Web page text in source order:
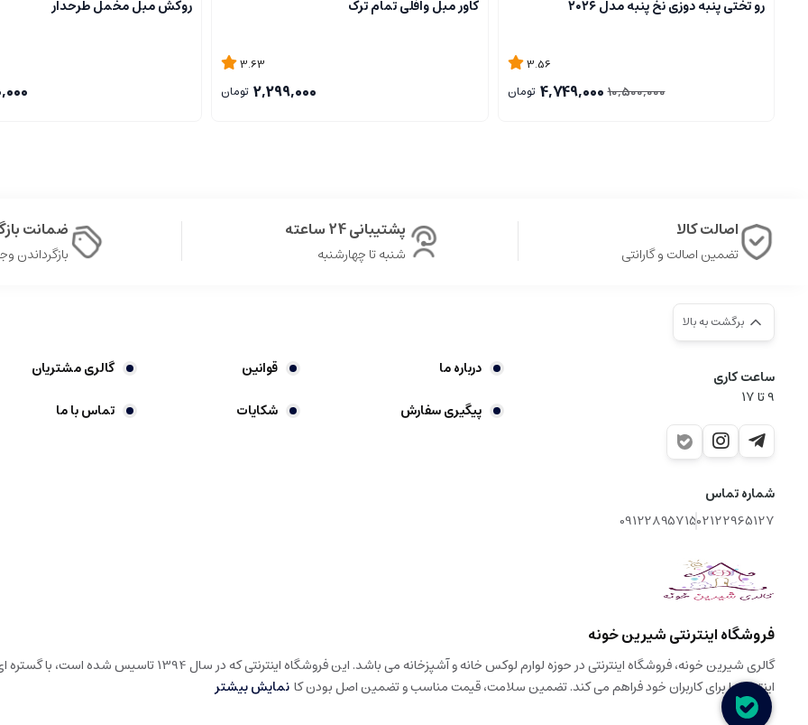
رو تختی پنبه دوزی نخ پنبه مدل ۲۰۲۶
3.56
10,500,000
4,749,000 تومان
کاور مبل وافلی تمام ترک
3.63
2,299,000 تومان
روکش مبل مخمل طرحدار
اصالت کالا
تضمین اصالت و گارانتی
پشتیبانی 24 ساعته
شنبه تا چهارشنبه
ضمانت
بازگرداندن وجه
برگشت به بالا
ساعت کاری
9‌ تا ۱۷
شماره تماس
02122965127
09122895715
درباره ما قوانین
گالری مشتریان
پیگیری سفارش
شکایات تماس با ما
فروشگاه اینترنتی شیرین خونه
گالری شیرین خونه، فروشگاه اینترنتی در حوزه لوارم لوکس خانه
اینترنتی را برای کاربران خود فراهم می کند. تضمین سلامت، قیمت مناسب و تضمین اصل بودن کا نمایش بیشتر